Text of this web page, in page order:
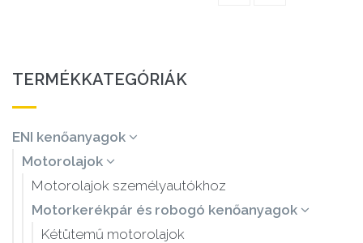
TERMÉKKATEGÓRIÁK
ENI kenőanyagok
Motorolajok
Motorolajok személyautókhoz
Motorkerékpár és robogó kenőanyagok
Kétütemű motorolajok